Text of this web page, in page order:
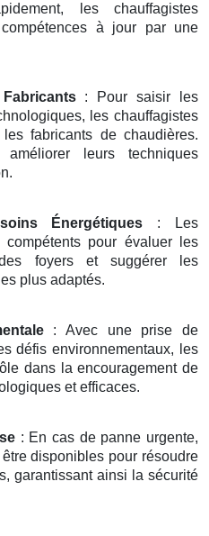
les chauffagistes
à jour par une
: Pour saisir les
les chauffagistes
fabricants de chaudières.
leurs techniques
Énergétiques : Les
compétents pour évaluer les
foyers et suggérer les
plus adaptés.
: Avec une prise de
défis environnementaux, les
dans la encouragement de
et efficaces.
: En cas de panne urgente,
disponibles pour résoudre
garantissant ainsi la sécurité